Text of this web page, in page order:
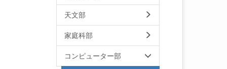
天文部
家庭科部
コンピューター部